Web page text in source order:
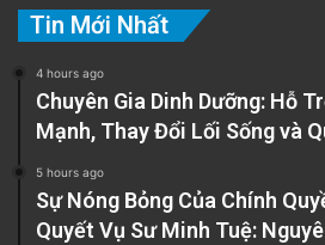
Tin Mới Nhất
4 hours ago
Chuyên Gia Dinh Dưỡng: Hỗ
Mạnh, Thay Đổi Lối Sống và
5 hours ago
Sự Nóng Bỏng Của Chính
Quyết Vụ Sư Minh Tuệ: